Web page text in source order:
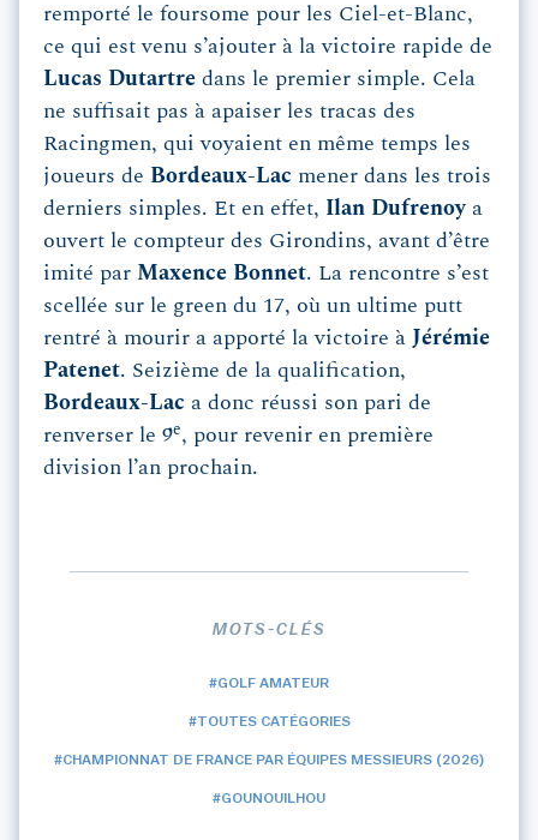
remporté le foursome pour les Ciel-et-Blanc,
ce qui est venu s’ajouter à la victoire rapide de
Lucas Dutartre dans le premier simple. Cela
ne suffisait pas à apaiser les tracas des
Racingmen, qui voyaient en même temps les
joueurs de Bordeaux-Lac mener dans les trois
derniers simples. Et en effet, Ilan Dufrenoy a
ouvert le compteur des Girondins, avant d’être
imité par Maxence Bonnet. La rencontre s’est
scellée sur le green du 17, où un ultime putt
rentré à mourir a apporté la victoire à Jérémie
Patenet. Seizième de la qualification,
Bordeaux-Lac a donc réussi son pari de
renverser le 9e, pour revenir en première
division l’an prochain.
MOTS-CLÉS
#GOLF AMATEUR
#TOUTES CATÉGORIES
#CHAMPIONNAT DE FRANCE PAR ÉQUIPES MESSIEURS (2026)
#GOUNOUILHOU